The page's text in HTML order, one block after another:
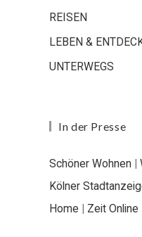
REISEN
LEBEN &
UNTERWEGS
In der Presse
Schöner Wohnen |
Kölner
Home | Zeit Online